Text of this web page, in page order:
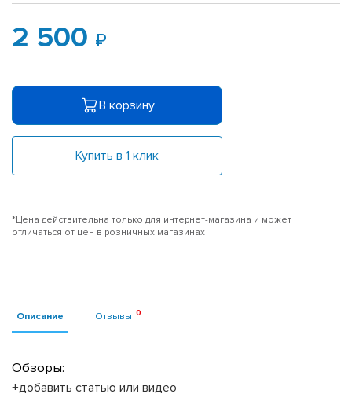
2 500
В корзину
Купить в 1 клик
*Цена действительна только для интернет-магазина и может
отличаться от цен в розничных магазинах
Описание Отзывы
Обзоры:
+добавить статью или видео